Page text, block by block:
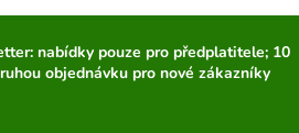
nabídky pouze pro předplatitele; 10
objednávku pro nové zákazníky